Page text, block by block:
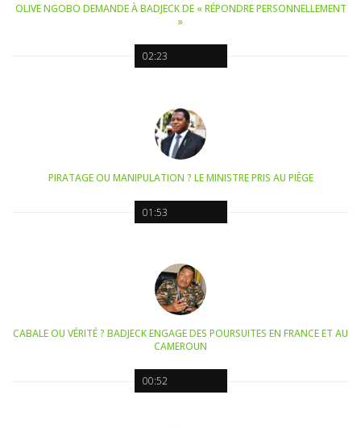
02:23
OLIVE NGOBO DEMANDE À BADJECK DE « RÉPONDRE PERSONNELLEMENT
»
01:53
PIRATAGE OU MANIPULATION ? LE MINISTRE PRIS AU PIÈGE
00:52
CABALE OU VÉRITÉ ? BADJECK ENGAGE DES POURSUITES EN FRANCE ET AU
CAMEROUN